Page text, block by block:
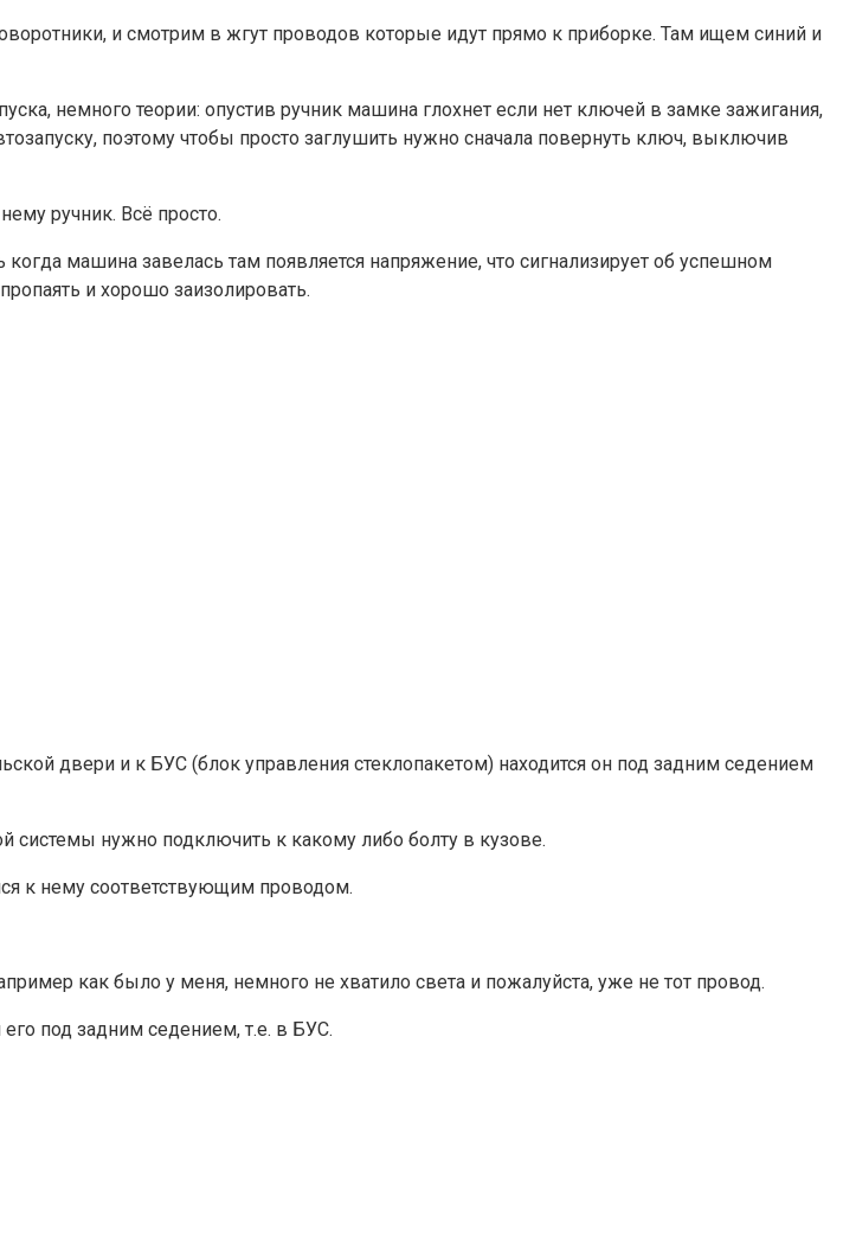
и смотрим в жгут проводов которые идут прямо к приборке. Там ищем синий и
немного теории: опустив ручник машина глохнет если нет ключей в замке зажигания,
поэтому чтобы просто заглушить нужно сначала повернуть ключ, выключив
ручник. Всё просто.
машина завелась там появляется напряжение, что сигнализирует об успешном
и хорошо заизолировать.
двери и к БУС (блок управления стеклопакетом) находится он под задним седением
системы нужно подключить к какому либо болту в кузове.
к нему соответствующим проводом.
как было у меня, немного не хватило света и пожалуйста, уже не тот провод.
под задним седением, т.е. в БУС.